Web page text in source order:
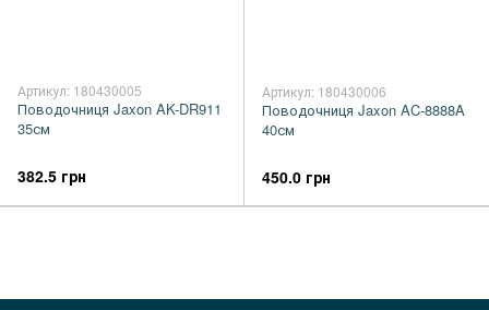
Артикул: 180430005
Поводочниця Jaxon AK-DR911
35см
382.5 грн
Артикул: 180430006
Поводочниця Jaxon AC-8888A
40см
450.0 грн